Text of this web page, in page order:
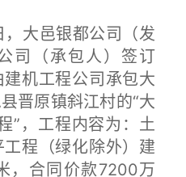
大邑银都公司（发
司（承包人）签订
建机工程公司承包大
晋原镇斜江村的“大
”，工程内容为：土
程（绿化除外）建
，合同价款7200万